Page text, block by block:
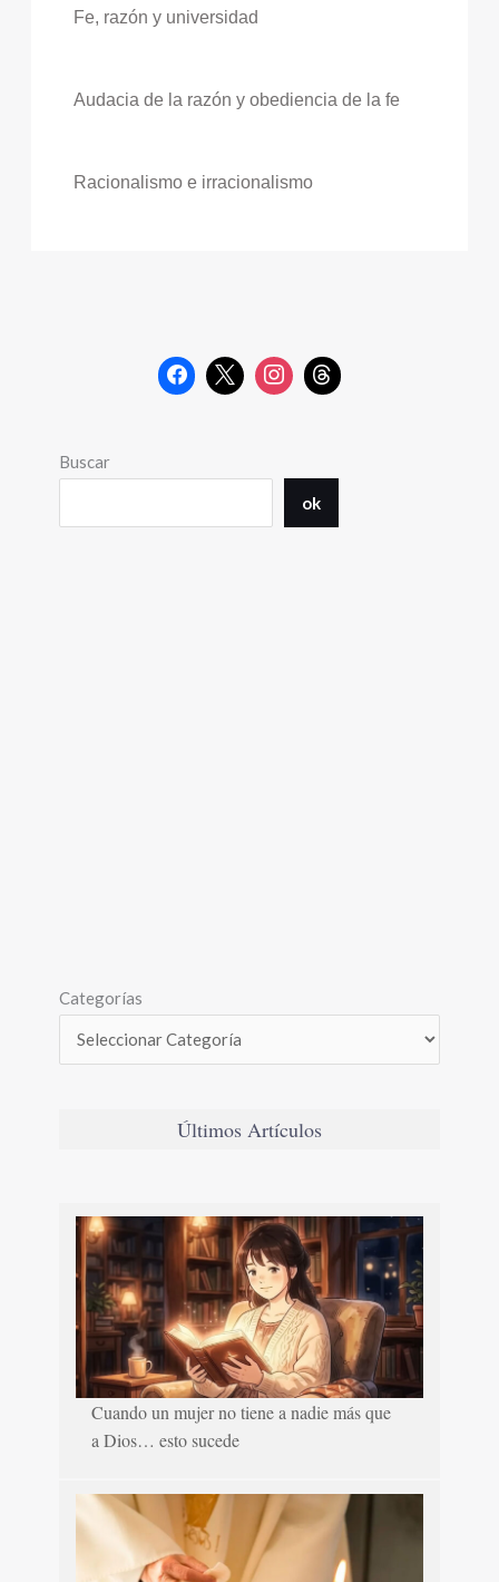
Fe, razón y universidad
Audacia de la razón y obediencia de la fe
Racionalismo e irracionalismo
Buscar
ok
Categorías
Últimos Artículos
Cuando un mujer no tiene a nadie más que
a Dios… esto sucede